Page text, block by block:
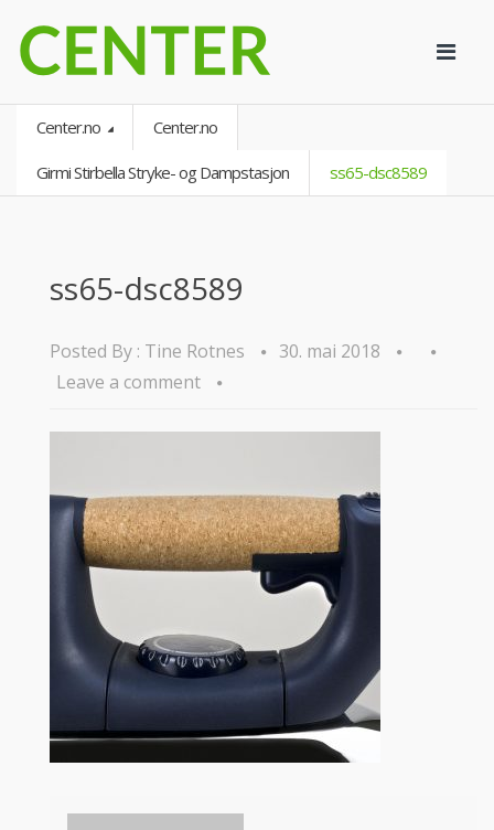
Center.no Center.no
Girmi Stirbella Stryke- og Dampstasjon ss65-dsc8589
ss65-dsc8589
Posted By : Tine Rotnes
30. mai 2018
Leave a comment